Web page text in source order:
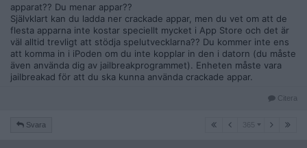
apparat?? Du menar appar??
Självklart kan du ladda ner crackade appar, men du vet om att de
flesta apparna inte kostar speciellt mycket i App Store och det är
väl alltid trevligt att stödja spelutvecklarna?? Du kommer inte ens
att komma in i iPoden om du inte kopplar in den i datorn (du måste
även använda dig av jailbreakprogrammet). Enheten måste vara
jailbreakad för att du ska kunna använda crackade appar.
Citera
Svara 365 365